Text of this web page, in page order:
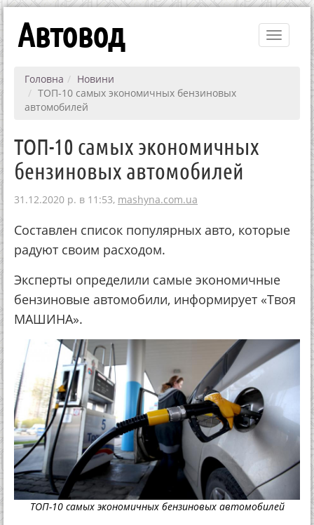
Toggle
Автовод
Головна
Новини
ТОП-10 самых экономичных бензиновых
автомобилей
ТОП-10 самых экономичных
бензиновых автомобилей
31.12.2020 р. в 11:53, mashyna.com.ua
Составлен список популярных авто, которые
радуют своим расходом.
Эксперты определили самые экономичные
бензиновые автомобили, информирует «Твоя
МАШИНА».
ТОП-10 самых экономичных бензиновых автомобилей